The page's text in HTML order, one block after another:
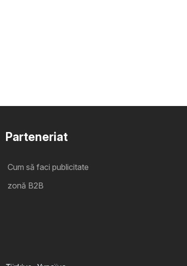
Parteneriat
Cum să faci publicitate
zonă B2B